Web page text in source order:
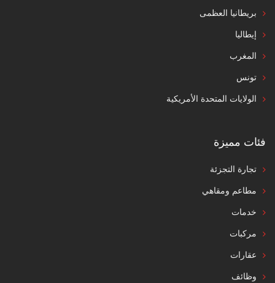
بريطانيا العظمى
إيطاليا
المغرب
تونس
الولايات المتحدة الأمريكية
فئات مميزة
تجارة التجزئة
مطاعم ومقاهي
خدمات
مركبات
عقارات
وظائف